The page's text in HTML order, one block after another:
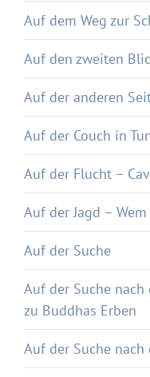
Auf dem Weg zur
Auf den zweiten
Auf der anderen
Auf der Couch in
Auf der Flucht –
Auf der Jagd –
Auf der Suche
Auf der Suche
zu Buddhas Erben
Auf der Suche nach